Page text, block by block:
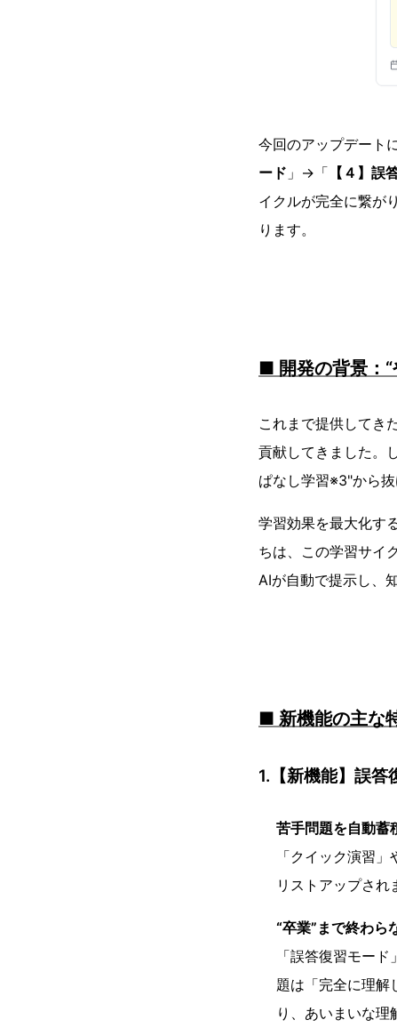
今回のアップデート
ード 」→「 【４】誤
イクルが完全に繋が
ります。
■ 開発の背景：“
これまで提供してき
貢献してきました。
ぱなし学習※3"から
学習効果を最大化す
ちは、この学習サイ
AIが自動で提示し、
■ 新機能の主な
1.【新機能】誤答
苦手問題を自動蓄
「クイック演習
リストアップされ
“卒業”まで終わら
「誤答復習モー
題は「完全に理解
り、あいまいな理